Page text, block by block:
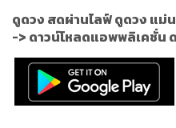
ดูดวง สดผ่านไลฟ์ ดูดวง แม่
-> ดาวน์โหลดแอพพลิเคชั่น